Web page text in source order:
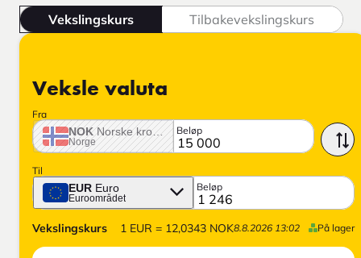
Vekslingskurs Tilbakevekslingskurs
Veksle valuta
Fra
NOK Norske krone
Norge
Beløp
Til
EUR Euro
Euroområdet
Beløp
Vekslingskurs 1 EUR = 12,0343 NOK8.8.2026 13:02 På lager